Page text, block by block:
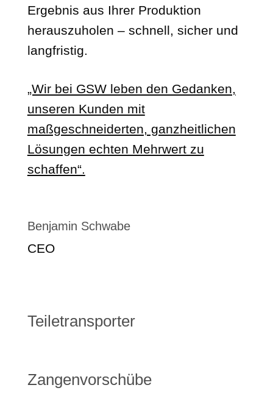
Ergebnis aus Ihrer Produktion
herauszuholen – schnell, sicher und
langfristig.
„Wir bei GSW leben den Gedanken,
unseren Kunden mit
maßgeschneiderten, ganzheitlichen
Lösungen echten Mehrwert zu
schaffen“.
Benjamin Schwabe
CEO
Teiletransporter
Zangenvorschübe